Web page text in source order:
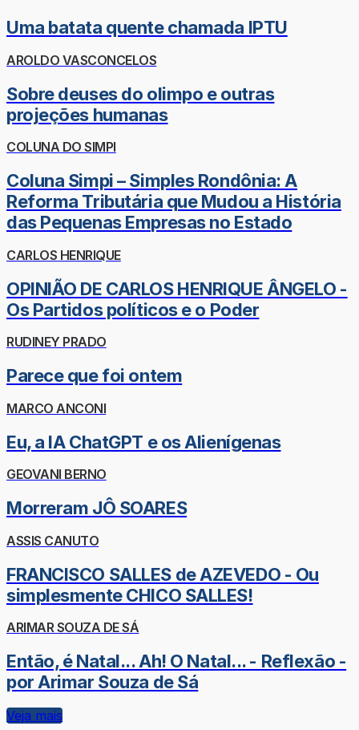
Uma batata quente chamada IPTU
AROLDO VASCONCELOS
Sobre deuses do olimpo e outras
projeções humanas
COLUNA DO SIMPI
Coluna Simpi – Simples Rondônia: A
Reforma Tributária que Mudou a História
das Pequenas Empresas no Estado
CARLOS HENRIQUE
OPINIÃO DE CARLOS HENRIQUE ÂNGELO -
Os Partidos políticos e o Poder
RUDINEY PRADO
Parece que foi ontem
MARCO ANCONI
Eu, a IA ChatGPT e os Alienígenas
GEOVANI BERNO
Morreram JÔ SOARES
ASSIS CANUTO
FRANCISCO SALLES de AZEVEDO - Ou
simplesmente CHICO SALLES!
ARIMAR SOUZA DE SÁ
Então, é Natal... Ah! O Natal... - Reflexão -
por Arimar Souza de Sá
Veja mais